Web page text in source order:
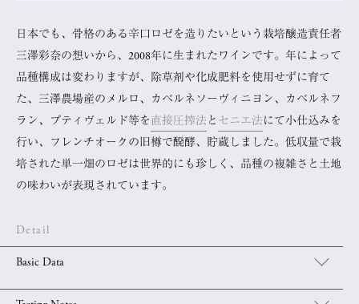
日本でも、骨格のある辛口ロゼを造りたいという栽培醸造責任者
三澤彩奈の想いから、2008年に生まれたワインです。年によって
品種構成は変わりますが、除草剤や化成肥料を使用せずに育て
た、三澤農場産のメルロ、カベルネソーヴィニヨン、カベルネフ
ラン、プティヴェルド等を直接圧搾法 と セニエ法にて小仕込みを
行い、フレンチオークの旧樽で醗酵、貯蔵しました。低収量で栽
培された単一畑のロゼは世界的にも珍しく、品種の複雑さと土地
の味わいが表現されています。
Detail
Basic Data